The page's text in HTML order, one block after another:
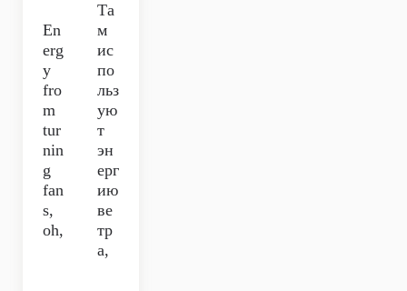
En
erg
y
fro
m
tur
nin
g
fan
s,
oh,
Та
м
ис
по
льз
ую
т
эн
ерг
ию
ве
тр
а,